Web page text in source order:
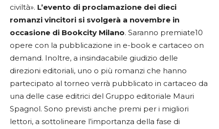
civiltà». L’evento di proclamazione dei dieci
romanzi vincitori si svolgerà a novembre in
occasione di Bookcity Milano. Saranno premiate10
opere con la pubblicazione in e-book e cartaceo on
demand. Inoltre, a insindacabile giudizio delle
direzioni editoriali, uno o più romanzi che hanno
partecipato al torneo verrà pubblicato in cartaceo da
una delle case editrici del Gruppo editoriale Mauri
Spagnol. Sono previsti anche premi per i migliori
lettori, a sottolineare l’importanza della fase di